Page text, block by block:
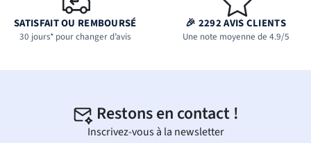
SATISFAIT OU REMBOURSÉ
30 jours* pour changer d’avis
🎉 2292 AVIS CLIENTS
Une note moyenne de 4.9/5
Restons en contact !
Inscrivez-vous à la newsletter